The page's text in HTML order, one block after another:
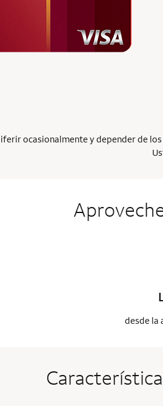
ocasionalmente y depender de
desde la